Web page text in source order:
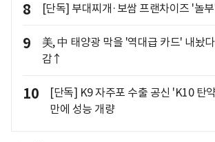
8 [단독] 부대찌개·보쌈 프랜차이즈 '놀
9
美, 中 태양광 막을 '역대급 카드' 내놨
감↑
10
[단독] K9 자주포 수출 공신 'K10 탄
만에 성능 개량